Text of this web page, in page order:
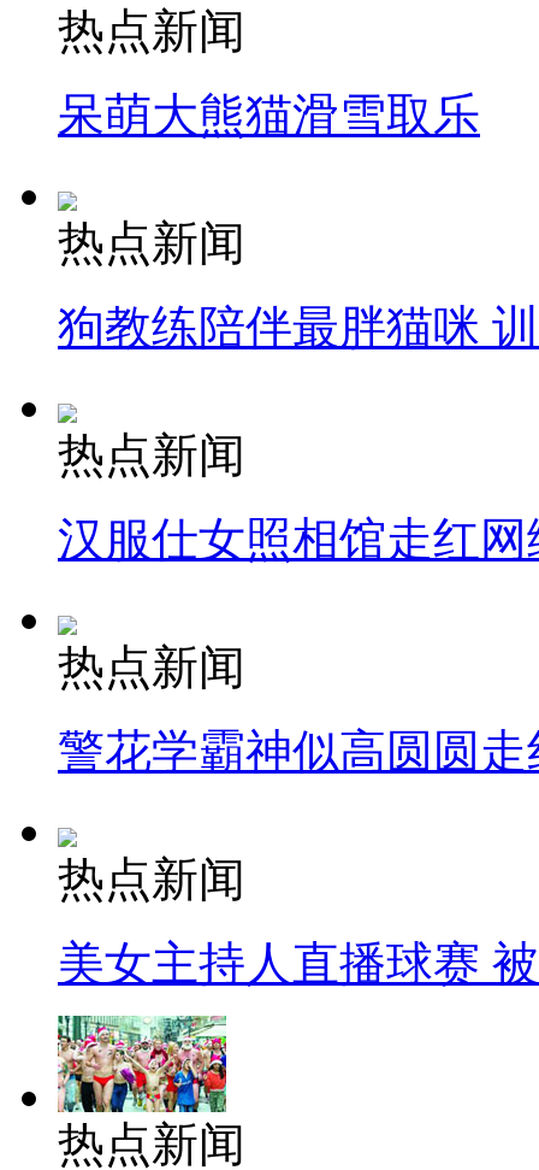
热点新闻
呆萌大熊猫滑雪取乐
热点新闻
狗教练陪伴最胖猫咪
热点新闻
汉服仕女照相馆走红网
热点新闻
警花学霸神似高圆圆走
热点新闻
美女主持人直播球赛
热点新闻